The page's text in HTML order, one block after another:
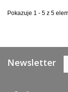
Pokazuje 1 - 5 z 5
Newsletter